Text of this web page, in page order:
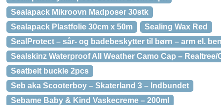
Sealapack Mikroovn Madposer 30stk
Sealapack Plastfolie 30cm x 50m
Sealing Wax Red
SealProtect – sår- og badebeskytter til børn – arm el.
Sealskinz Waterproof All Weather Camo Cap – Realtree/
Seatbelt buckle 2pcs
Seb aka Scooterboy – Skaterland 3 – Indbundet
Sebame Baby & Kind Vaskecreme – 200ml